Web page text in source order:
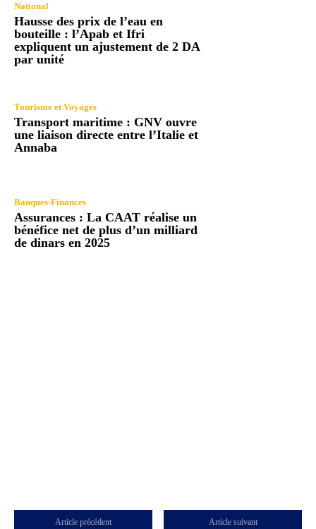
National
Hausse des prix de l’eau en
bouteille : l’Apab et Ifri
expliquent un ajustement de 2 DA
par unité
Tourisme et Voyages
Transport maritime : GNV ouvre
une liaison directe entre l’Italie et
Annaba
Banques-Finances
Assurances : La CAAT réalise un
bénéfice net de plus d’un milliard
de dinars en 2025
Article précédent Article suivant